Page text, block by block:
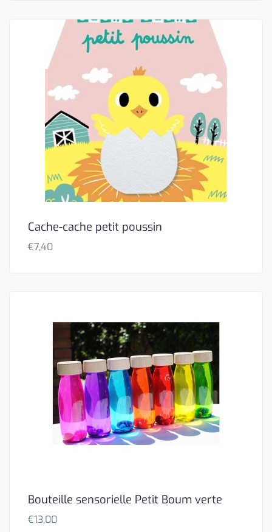
Cache-cache petit poussin
€7,40
Bouteille sensorielle Petit Boum verte
€13,00